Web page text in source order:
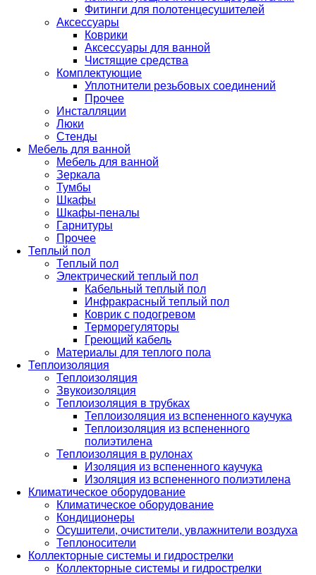
Фитинги для полотенцесушителей
Аксессуары
Коврики
Аксессуары для ванной
Чистящие средства
Комплектующие
Уплотнители резьбовых соединений
Прочее
Инсталляции
Люки
Стенды
Мебель для ванной
Мебель для ванной
Зеркала
Тумбы
Шкафы
Шкафы-пеналы
Гарнитуры
Прочее
Теплый пол
Теплый пол
Электрический теплый пол
Кабельный теплый пол
Инфракрасный теплый пол
Коврик с подогревом
Терморегуляторы
Греющий кабель
Материалы для теплого пола
Теплоизоляция
Теплоизоляция
Звукоизоляция
Теплоизоляция в трубках
Теплоизоляция из вспененного каучука
Теплоизоляция из вспененного
полиэтилена
Теплоизоляция в рулонах
Изоляция из вспененного каучука
Изоляция из вспененного полиэтилена
Климатическое оборудование
Климатическое оборудование
Кондиционеры
Осушители, очистители, увлажнители воздуха
Теплоносители
Коллекторные системы и гидрострелки
Коллекторные системы и гидрострелки